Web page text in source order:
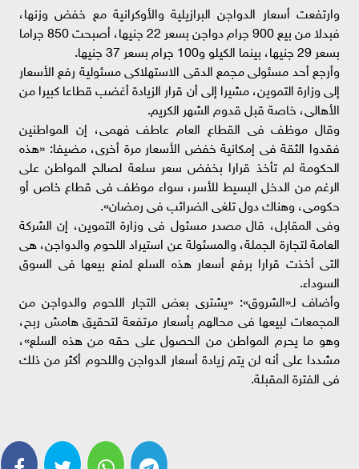
وارتفعت أسعار الدواجن البرازيلية والأوكرانية مع خفض وزنها،
فبدلا من بيع 900 جرام دواجن بسعر 22 جنيها، أصبحت 850 جراما
بسعر 29 جنيها، بينما الكيلو و100 جرام بسعر 37 جنيها.
وأرجع أحد مسئولى مجمع الدقى الاستهلاكى مسئولية رفع الأسعار
إلى وزارة التموين، مشيرا إلى أن قرار الزيادة أغضب قطاعا كبيرا من
الأهالى، خاصة قبل قدوم الشهر الكريم.
وقال موظف فى القطاع العام عاطف فهمى، إن المواطنين
فقدوا الثقة فى إمكانية خفض الأسعار مرة أخرى، مضيفا: «هذه
الحكومة لم تأخذ قرارا بخفض سعر سلعة لصالح المواطن على
الرغم من الدخل البسيط للأسر، سواء موظف فى قطاع خاص أو
حكومى، وهناك دول تلغى الضرائب فى رمضان».
وفى المقابل، قال مصدر مسئول فى وزارة التموين، إن الشركة
العامة لتجارة الجملة، والمسئولة عن استيراد اللحوم والدواجن، هى
التى أخذت قرارا برفع أسعار هذه السلع لمنع بيعها فى السوق
السوداء.
وأضاف لـ«الشروق»: «يشترى بعض التجار اللحوم والدواجن من
المجمعات لبيعها فى محالهم بأسعار مرتفعة لتحقيق هامش ربح،
وهو ما يحرم المواطن من الحصول على حقه من هذه السلع»،
مشددا على أنه لن يتم زيادة أسعار الدواجن واللحوم أكثر من ذلك
فى الفترة المقبلة.